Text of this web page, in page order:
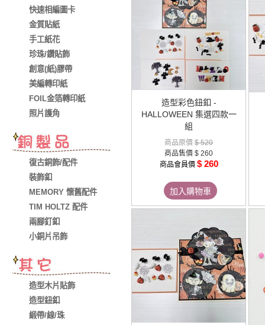
快速相編圖卡
金質貼紙
手工紙花
珍珠/鑽貼飾
創意(紙)膠帶
美編轉印紙
FOIL金箔轉印紙
照片護角
復古銅飾/配件
裝飾釦
MEMORY 懷舊配件
TIM HOLTZ 配件
兩腳釘釦
小銅片吊飾
造型木片貼飾
造型鈕釦
緞帶/線/珠
造型彩色鈕釦 -
HALLOWEEN 集選四款一
組
商品原價 $ 520
商品售價 $ 260
商品會員價 $ 260
加入購物車